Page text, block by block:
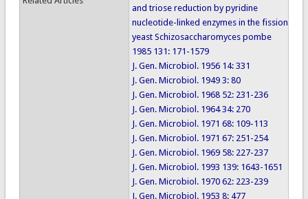
and triose reduction by pyridine
nucleotide-linked enzymes in the fission
yeast Schizosaccharomyces pombe
1985 131: 171-1579
J. Gen. Microbiol. 1956 14: 331
J. Gen. Microbiol. 1949 3: 80
J. Gen. Microbiol. 1968 52: 231-236
J. Gen. Microbiol. 1964 34: 270
J. Gen. Microbiol. 1971 68: 109-113
J. Gen. Microbiol. 1971 67: 251-254
J. Gen. Microbiol. 1969 58: 227-237
J. Gen. Microbiol. 1993 139: 1643-1651
J. Gen. Microbiol. 1970 62: 223-239
J. Gen. Microbiol. 1953 8: 477